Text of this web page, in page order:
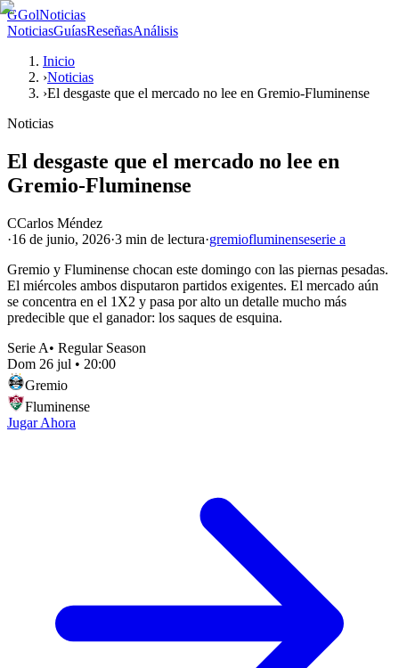
GGolNoticias
NoticiasGuíasReseñasAnálisis
Inicio
›Noticias
›El desgaste que el mercado no lee en Gremio-Fluminense
Noticias
El desgaste que el mercado no lee en
Gremio-Fluminense
CCarlos Méndez
·16 de junio, 2026·3 min de lectura·gremiofluminenseserie a
Gremio y Fluminense chocan este domingo con las piernas pesadas.
El miércoles ambos disputaron partidos exigentes. El mercado aún
se concentra en el 1X2 y pasa por alto un detalle mucho más
predecible que el ganador: los saques de esquina.
Serie A• Regular Season
Dom 26 jul • 20:00
Gremio
Fluminense
Jugar Ahora